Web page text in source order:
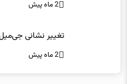
2 ماه پیش
تغییر نشانی
2 ماه پیش